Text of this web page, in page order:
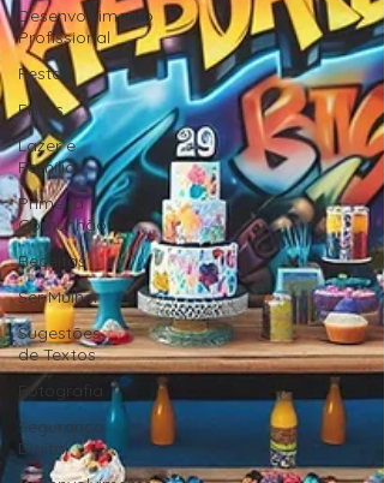
Desenvolvimento
Profissional
Festas
Filhos
Lazer e
Família
Primeira
Comunhão
Receitas
Ser Mulher
Sugestões
de Textos
Fotografia
Segurança
Digital